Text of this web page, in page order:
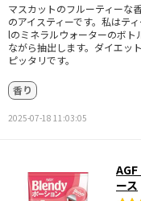
マスカットのフルーティーな
のアイスティーです。私はテ
lのミネラルウォーターのボト
ながら抽出します。ダイエッ
ピッタリです。
香り
2025-07-18 11:03:05
ース